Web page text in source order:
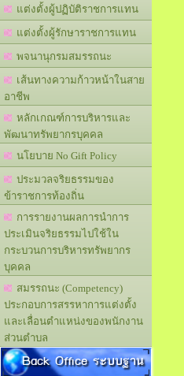
แต่งตั้งผู้ปฏิบัติราชการแทน
แต่งตั้งผู้รักษาราชการแทน
พจนานุกรมสมรรถนะ
เส้นทางความก้าวหน้าในสาย
อาชีพ
หลักเกณฑ์การบริหารและ
พัฒนาทรัพยากรบุคคล
นโยบาย No Gift Policy
ประมวลจริยธรรมของ
ข้าราชการท้องถิ่น
การรายงานผลการนำการ
ประเมินจริยธรรมไปใช้ใน
กระบวนการบริหารทรัพยากร
บุคคล
สมรรถนะ (Competency)
ประกอบการสรรหาการแต่งตั้ง
และเลื่อนตำแหน่งของพนักงาน
ส่วนตำบล
Back Office ระบบฐาน